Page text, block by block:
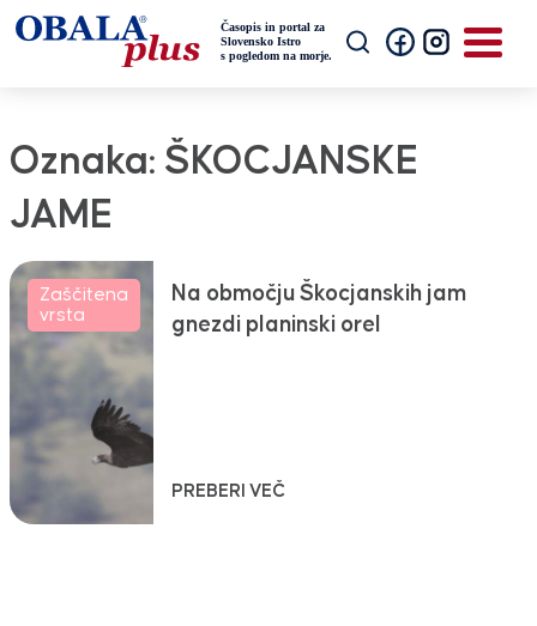
Oznaka: ŠKOCJANSKE
JAME
Zaščitena
vrsta
Na območju Škocjanskih jam
gnezdi planinski orel
PREBERI VEČ